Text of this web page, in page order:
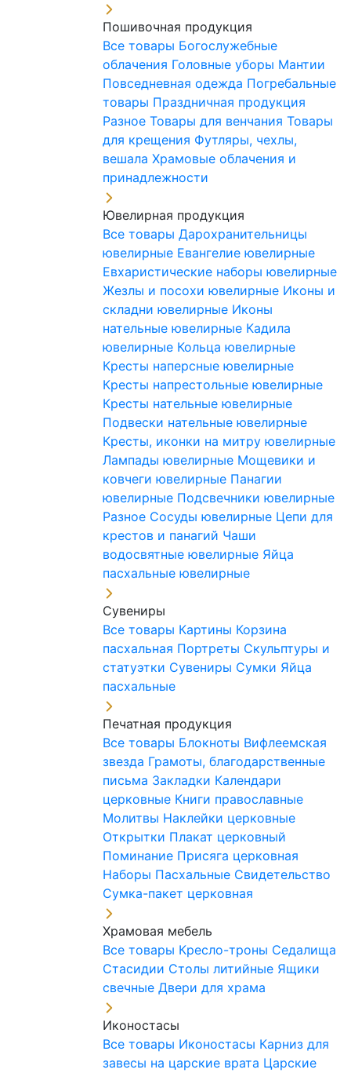
Пошивочная продукция
Все товары Богослужебные
облачения Головные уборы Мантии
Повседневная одежда Погребальные
товары Праздничная продукция
Разное Товары для венчания Товары
для крещения Футляры, чехлы,
вешала Храмовые облачения и
принадлежности
Ювелирная продукция
Все товары Дарохранительницы
ювелирные Евангелие ювелирные
Евхаристические наборы ювелирные
Жезлы и посохи ювелирные Иконы и
складни ювелирные Иконы
нательные ювелирные Кадила
ювелирные Кольца ювелирные
Кресты наперсные ювелирные
Кресты напрестольные ювелирные
Кресты нательные ювелирные
Подвески нательные ювелирные
Кресты, иконки на митру ювелирные
Лампады ювелирные Мощевики и
ковчеги ювелирные Панагии
ювелирные Подсвечники ювелирные
Разное Сосуды ювелирные Цепи для
крестов и панагий Чаши
водосвятные ювелирные Яйца
пасхальные ювелирные
Сувениры
Все товары Картины Корзина
пасхальная Портреты Скульптуры и
статуэтки Сувениры Сумки Яйца
пасхальные
Печатная продукция
Все товары Блокноты Вифлеемская
звезда Грамоты, благодарственные
письма Закладки Календари
церковные Книги православные
Молитвы Наклейки церковные
Открытки Плакат церковный
Поминание Присяга церковная
Наборы Пасхальные Свидетельство
Сумка-пакет церковная
Храмовая мебель
Все товары Кресло-троны Седалища
Стасидии Столы литийные Ящики
свечные Двери для храма
Иконостасы
Все товары Иконостасы Карниз для
завесы на царские врата Царские